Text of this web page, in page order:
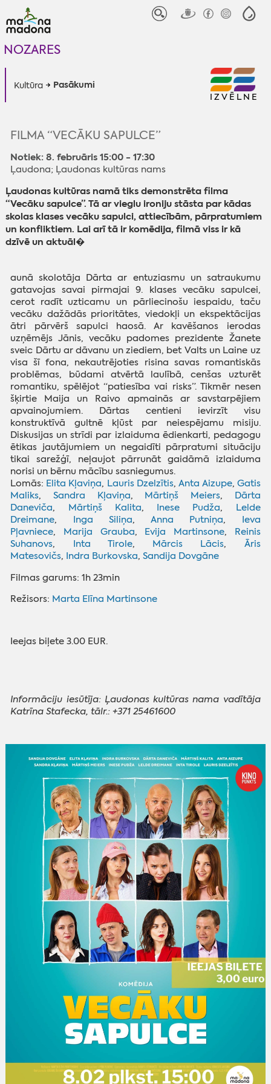
NOZARES
Kultūra Pasākumi
IZVĒLNE
FILMA “VECĀKU SAPULCE”
Notiek: 8. februāris 15:00 - 17:30
Ļaudona; Ļaudonas kultūras nams
Ļaudonas kultūras namā tiks demonstrēta filma
“Vecāku sapulce”. Tā ar vieglu ironiju stāsta par kādas
skolas klases vecāku sapulci, attiecībām, pārpratumiem
un konfliktiem. Lai arī tā ir komēdija, filmā viss ir kā
dzīvē un aktuāl�
aunā skolotāja Dārta ar entuziasmu un satraukumu
gatavojas savai pirmajai 9. klases vecāku sapulcei,
cerot radīt uzticamu un pārliecinošu iespaidu, taču
vecāku dažādās prioritātes, viedokļi un ekspektācijas
ātri pārvērš sapulci haosā. Ar kavēšanos ierodas
uzņēmējs Jānis, vecāku padomes prezidente Žanete
sveic Dārtu ar dāvanu un ziediem, bet Valts un Laine uz
visa šī fona, nekautrējoties risina savas romantiskās
problēmas, būdami atvērtā laulībā, cenšas uzturēt
romantiku, spēlējot “patiesība vai risks”. Tikmēr nesen
šķirtie Maija un Raivo apmainās ar savstarpējiem
apvainojumiem. Dārtas centieni ievirzīt visu
konstruktīvā gultnē kļūst par neiespējamu misiju.
Diskusijas un strīdi par izlaiduma ēdienkarti, pedagogu
ētikas jautājumiem un negaidīti pārpratumi situāciju
tikai sarežģī, neļaujot pārrunāt gaidāmā izlaiduma
norisi un bērnu mācību sasniegumus.
Lomās: Elita Kļaviņa, Lauris Dzelzītis, Anta Aizupe, Gatis
Maliks,Sandra Kļaviņa, Mārtiņš Meiers, Dārta
Daneviča, Mārtiņš Kalita, Inese Pudža, Lelde
Dreimane, Inga Siliņa,Anna Putniņa, Ieva
Pļavniece, Marija Grauba, Evija Martinsone, Reinis
Suhanovs, Inta Tirole, Mārcis Lācis, Āris
Matesovičs, Indra Burkovska,Sandija Dovgāne
Filmas garums: 1h 23min
Režisors: Marta Elīna Martinsone
Ieejas biļete 3.00 EUR.
Informāciju iesūtīja: Ļaudonas kultūras nama vadītāja
Katrīna Stafecka, tālr.: +371 25461600